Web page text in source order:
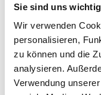
Sie sind uns
Wir verwenden
personalisieren,
zu können und die
analysieren.
Verwendung
Bedürfnisse erfüllt.
Stress,
Tieren zu
Produktivität.